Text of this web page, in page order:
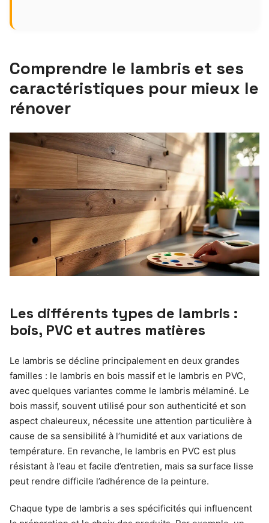
Comprendre le lambris et ses
caractéristiques pour mieux le
rénover
Les différents types de lambris :
bois, PVC et autres matières
Le lambris se décline principalement en deux grandes
familles : le lambris en bois massif et le lambris en PVC,
avec quelques variantes comme le lambris mélaminé. Le
bois massif, souvent utilisé pour son authenticité et son
aspect chaleureux, nécessite une attention particulière à
cause de sa sensibilité à l’humidité et aux variations de
température. En revanche, le lambris en PVC est plus
résistant à l’eau et facile d’entretien, mais sa surface lisse
peut rendre difficile l’adhérence de la peinture.
Chaque type de lambris a ses spécificités qui influencent